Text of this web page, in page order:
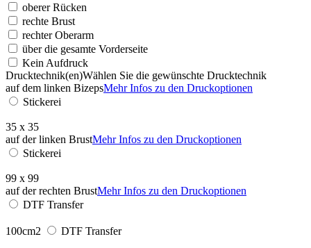
oberer Rücken
rechte Brust
rechter Oberarm
über die gesamte Vorderseite
Kein Aufdruck
Drucktechnik(en)Wählen Sie die gewünschte Drucktechnik
auf dem linken BizepsMehr Infos zu den Druckoptionen
Stickerei
35 x 35
auf der linken BrustMehr Infos zu den Druckoptionen
Stickerei
99 x 99
auf der rechten BrustMehr Infos zu den Druckoptionen
DTF Transfer
100cm2 DTF Transfer